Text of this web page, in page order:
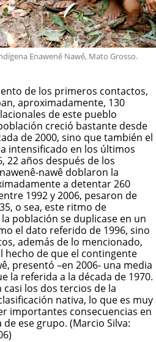
Enawenê Nawê, Mato Grosso.
de los primeros contactos,
aproximadamente, 130
de este pueblo
creció bastante desde
de 2000, sino que también el
intensificado en los últimos
22 años después de los
nawê doblaron la
a detentar 260
1992 y 2006, pesaron de
o sea, este ritmo de
población se duplicase en un
el dato referido de 1996, sino
además de lo mencionado,
hecho de que el contingente
, presentó –en 2006- una media
la referida a la década de 1970.
casi los dos tercios de la
nativa, lo que es muy
importantes consecuencias en
ese grupo. (Marcio Silva: